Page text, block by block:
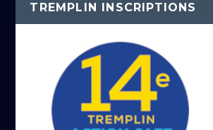
TREMPLIN INSCRIPTIONS